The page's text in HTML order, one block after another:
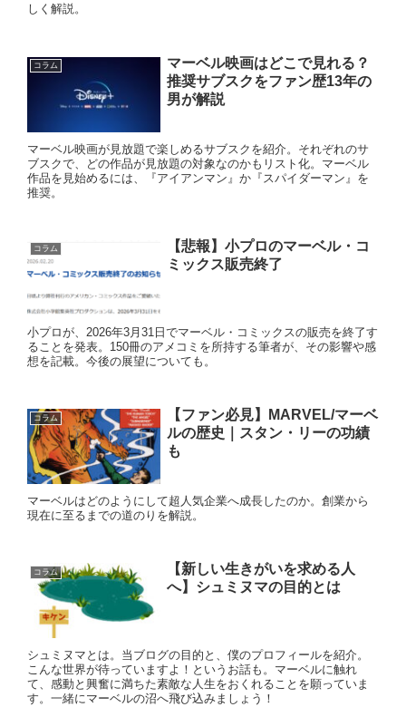
しく解説。
コラム
マーベル映画はどこで見れる？
推奨サブスクをファン歴13年の
男が解説
マーベル映画が見放題で楽しめるサブスクを紹介。それぞれのサ
ブスクで、どの作品が見放題の対象なのかもリスト化。マーベル
作品を見始めるには、『アイアンマン』か『スパイダーマン』を
推奨。
コラム
【悲報】小プロのマーベル・コ
ミックス販売終了
小プロが、2026年3月31日でマーベル・コミックスの販売を終了す
ることを発表。150冊のアメコミを所持する筆者が、その影響や感
想を記載。今後の展望についても。
コラム
【ファン必見】MARVEL/マーベ
ルの歴史｜スタン・リーの功績
も
マーベルはどのようにして超人気企業へ成長したのか。創業から
現在に至るまでの道のりを解説。
コラム
【新しい生きがいを求める人
へ】シュミヌマの目的とは
シュミヌマとは。当ブログの目的と、僕のプロフィールを紹介。
こんな世界が待っていますよ！というお話も。マーベルに触れ
て、感動と興奮に満ちた素敵な人生をおくれることを願っていま
す。一緒にマーベルの沼へ飛び込みましょう！